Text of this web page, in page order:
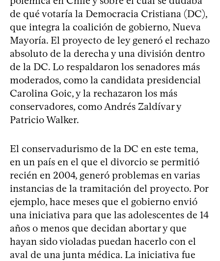
de qué votaría la Democracia Cristiana (DC),
que integra la coalición de gobierno, Nueva
Mayoría. El proyecto de ley generó el rechazo
absoluto de la derecha y una división dentro
de la DC. Lo respaldaron los senadores más
moderados, como la candidata presidencial
Carolina Goic, y la rechazaron los más
conservadores, como Andrés Zaldívar y
Patricio Walker.
El conservadurismo de la DC en este tema,
en un país en el que el divorcio se permitió
recién en 2004, generó problemas en varias
instancias de la tramitación del proyecto. Por
ejemplo, hace meses que el gobierno envió
una iniciativa para que las adolescentes de 14
años o menos que decidan abortar y que
hayan sido violadas puedan hacerlo con el
aval de una junta médica. La iniciativa fue